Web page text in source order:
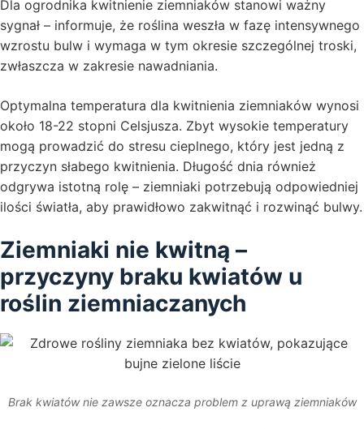
Dla ogrodnika kwitnienie ziemniaków stanowi ważny
sygnał – informuje, że roślina weszła w fazę intensywnego
wzrostu bulw i wymaga w tym okresie szczególnej troski,
zwłaszcza w zakresie nawadniania.
Optymalna temperatura dla kwitnienia ziemniaków wynosi
około 18-22 stopni Celsjusza. Zbyt wysokie temperatury
mogą prowadzić do stresu cieplnego, który jest jedną z
przyczyn słabego kwitnienia. Długość dnia również
odgrywa istotną rolę – ziemniaki potrzebują odpowiedniej
ilości światła, aby prawidłowo zakwitnąć i rozwinąć bulwy.
Ziemniaki nie kwitną –
przyczyny braku kwiatów u
roślin ziemniaczanych
Brak kwiatów nie zawsze oznacza problem z uprawą ziemniaków